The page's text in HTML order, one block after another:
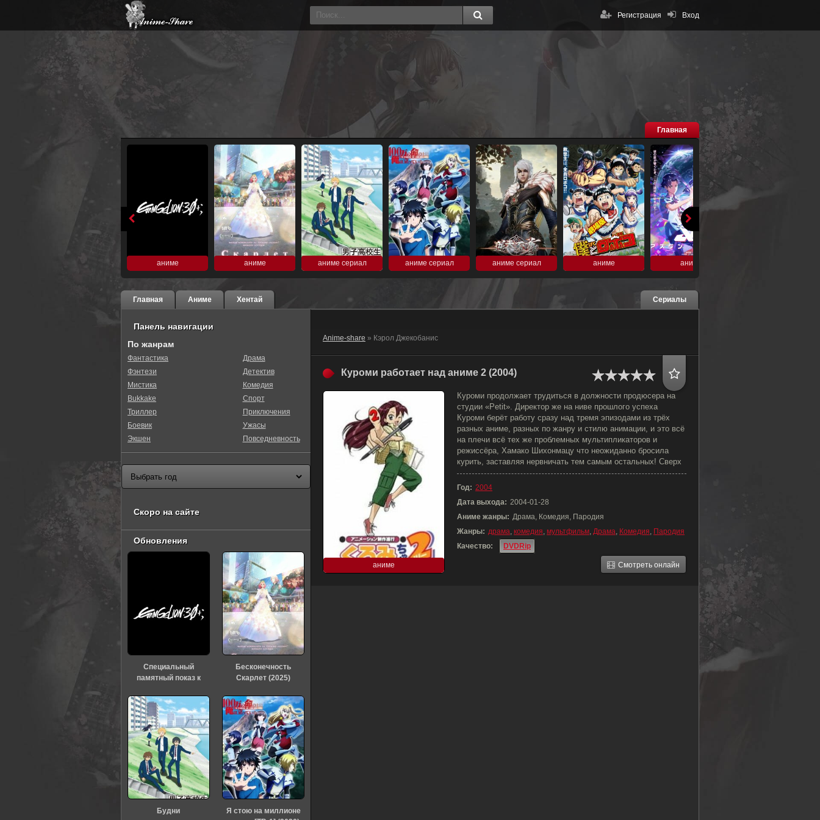
Вход
Регистрация
Главная
аниме аниме аниме сериал аниме сериал аниме сериал аниме аниме
Главная Аниме Хентай Сериалы
Anime-share » Кэрол Джекобанис
Куроми работает над аниме 2 (2004)
аниме
Куроми продолжает трудиться в должности продюсера на
студии «Petit». Директор же на ниве прошлого успеха
Куроми берёт работу сразу над тремя эпизодами из трёх
разных аниме, разных по жанру и стилю анимации, и это всё
на плечи всё тех же проблемных мультипликаторов и
режиссёра, Хамако Шихонмацу что неожиданно бросила
курить, заставляя нервничать тем самым остальных! Сверх
Год: 2004
Дата выхода: 2004-01-28
Аниме жанры: Драма, Комедия, Пародия
Жанры: драма, комедия, мультфильм, Драма, Комедия, Пародия
Качество:
DVDRip
Смотреть онлайн
Панель навигации
По жанрам
Фантастика
Фэнтези
Мистика
Bukkake
Триллер
Боевик
Экшен
Драма
Детектив
Комедия
Спорт
Приключения
Ужасы
Повседневность
Скоро на сайте
Обновления
Специальный
памятный показ к
«Евангелиона» (2026)
Бесконечность
Скарлет (2025)
Будни
Я стою на миллионе